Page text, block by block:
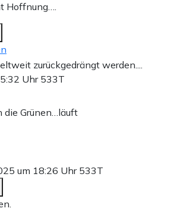
Hoffnung….
zurückgedrängt werden....
Uhr 533T
die Grünen…läuft
um 18:26 Uhr 533T